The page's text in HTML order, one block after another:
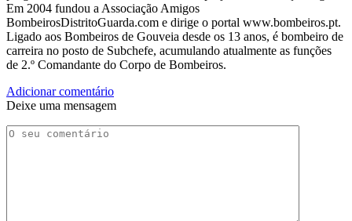
Em 2004 fundou a Associação Amigos
BombeirosDistritoGuarda.com e dirige o portal www.bombeiros.pt.
Ligado aos Bombeiros de Gouveia desde os 13 anos, é bombeiro de
carreira no posto de Subchefe, acumulando atualmente as funções
de 2.º Comandante do Corpo de Bombeiros.
Adicionar comentário
Deixe uma mensagem